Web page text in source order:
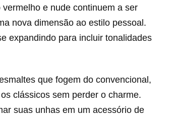
e nude continuem a ser
nova dimensão ao estilo pessoal.
expandindo para incluir tonalidades
que fogem do convencional,
clássicos sem perder o charme.
suas unhas em um acessório de